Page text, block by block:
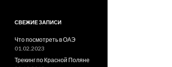
СВЕЖИЕ ЗАПИСИ
Что посмотреть в ОАЭ
01.02.2023
Трекинг по Красной Поляне